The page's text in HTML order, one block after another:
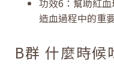
功效6：幫助紅
造血過程中的重
B群 什麼時候